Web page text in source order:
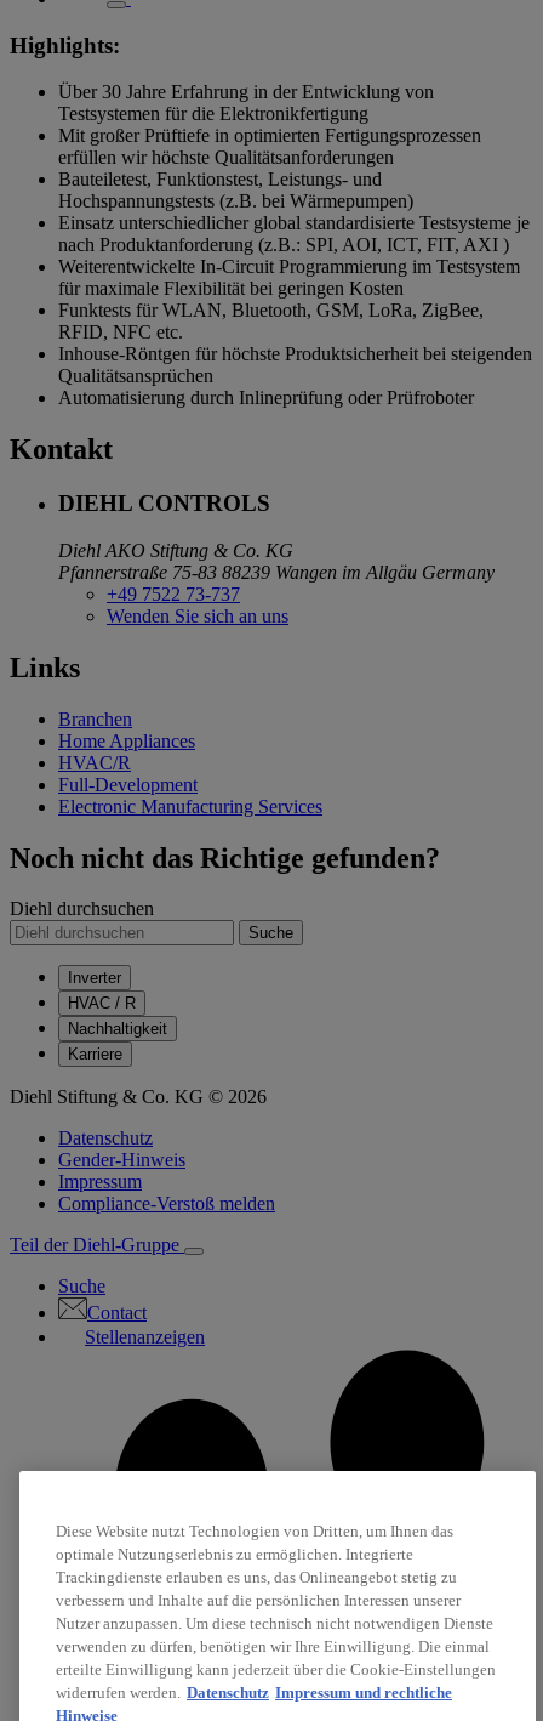
Highlights:
Über 30 Jahre Erfahrung in der Entwicklung von
Testsystemen für die Elektronikfertigung
Mit großer Prüftiefe in optimierten Fertigungsprozessen
erfüllen wir höchste Qualitätsanforderungen
Bauteiletest, Funktionstest, Leistungs- und
Hochspannungstests (z.B. bei Wärmepumpen)
Einsatz unterschiedlicher global standardisierte Testsysteme je
nach Produktanforderung (z.B.: SPI, AOI, ICT, FIT, AXI )
Weiterentwickelte In-Circuit Programmierung im Testsystem
für maximale Flexibilität bei geringen Kosten
Funktests für WLAN, Bluetooth, GSM, LoRa, ZigBee,
RFID, NFC etc.
Inhouse-Röntgen für höchste Produktsicherheit bei steigenden
Qualitätsansprüchen
Automatisierung durch Inlineprüfung oder Prüfroboter
Kontakt
DIEHL CONTROLS
Diehl AKO Stiftung & Co. KG
Pfannerstraße 75-83 88239 Wangen im Allgäu Germany
+49 7522 73-737
Wenden Sie sich an uns
Links
Branchen
Home Appliances
HVAC/R
Full-Development
Electronic Manufacturing Services
Noch nicht das Richtige gefunden?
Diehl durchsuchen
Suche
Inverter
HVAC / R
Nachhaltigkeit
Karriere
Diehl Stiftung & Co. KG © 2026
Datenschutz
Gender-Hinweis
Impressum
Compliance-Verstoß melden
Teil der Diehl-Gruppe
Suche
Contact
Stellenanzeigen
Diese Website nutzt Technologien von Dritten, um Ihnen das
optimale Nutzungserlebnis zu ermöglichen. Integrierte
Trackingdienste erlauben es uns, das Onlineangebot stetig zu
verbessern und Inhalte auf die persönlichen Interessen unserer
Nutzer anzupassen. Um diese technisch nicht notwendigen Dienste
verwenden zu dürfen, benötigen wir Ihre Einwilligung. Die einmal
erteilte Einwilligung kann jederzeit über die Cookie-Einstellungen
widerrufen werden. Datenschutz Impressum und rechtliche
Hinweise